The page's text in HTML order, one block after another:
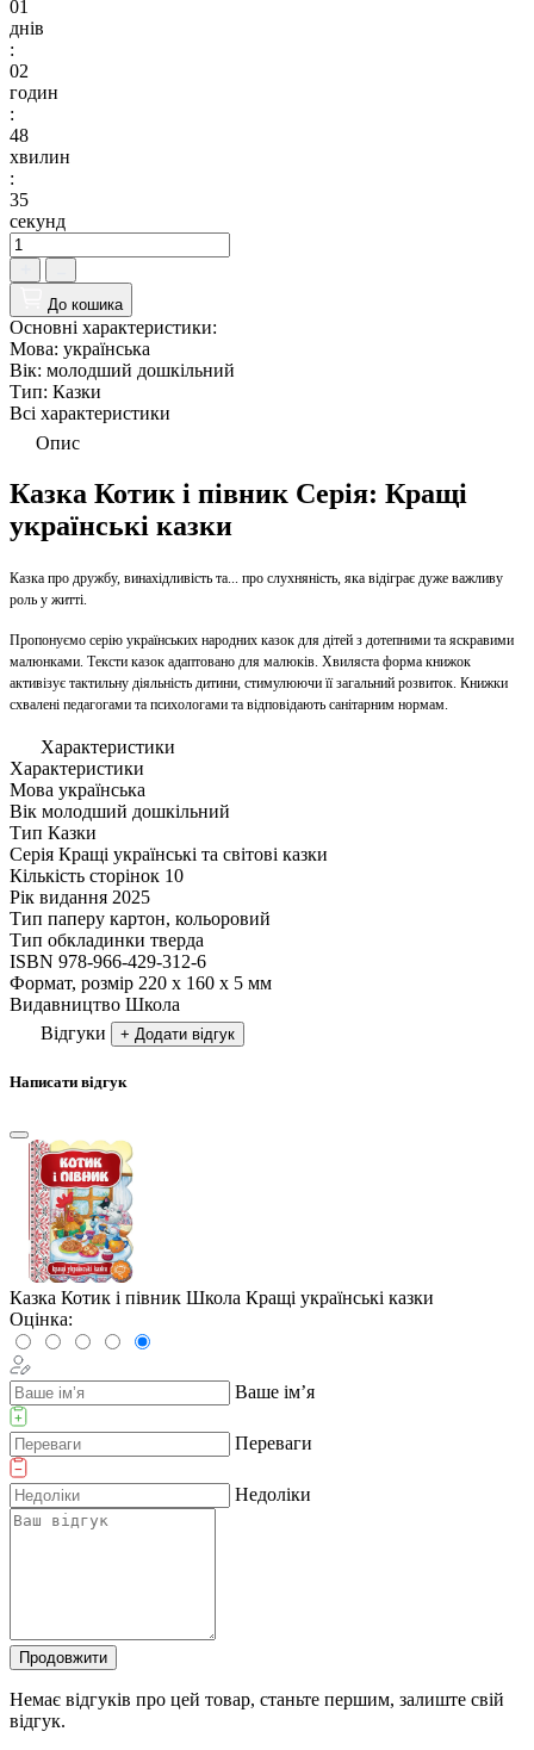
01
днів
:
02
годин
:
48
хвилин
:
34
секунд
До кошика
Основні характеристики:
Мова: українська
Вік: молодший дошкільний
Тип: Казки
Всі характеристики
Опис
Казка Котик і півник Серія: Кращі
українські казки
Казка про дружбу, винахідливість та... про слухняність, яка відіграє дуже важливу
роль у житті.
Пропонуємо серію українських народних казок для дітей з дотепними та яскравими
малюнками. Тексти казок адаптовано для малюків. Хвиляста форма книжок
активізує тактильну діяльність дитини, стимулюючи її загальний розвиток. Книжки
схвалені педагогами та психологами та відповідають санітарним нормам.
Характеристики
Характеристики
Мова українська
Вік молодший дошкільний
Тип Казки
Серія Кращі українські та світові казки
Кількість сторінок 10
Рік видання 2025
Тип паперу картон, кольоровий
Тип обкладинки тверда
ISBN 978-966-429-312-6
Формат, розмір 220 х 160 х 5 мм
Видавництво Школа
Відгуки
+ Додати відгук
Написати відгук
Казка Котик і півник Школа Кращі українські казки
Оцінка:
Ваше ім’я
Переваги
Недоліки
Продовжити
Немає відгуків про цей товар, станьте першим, залиште свій
відгук.